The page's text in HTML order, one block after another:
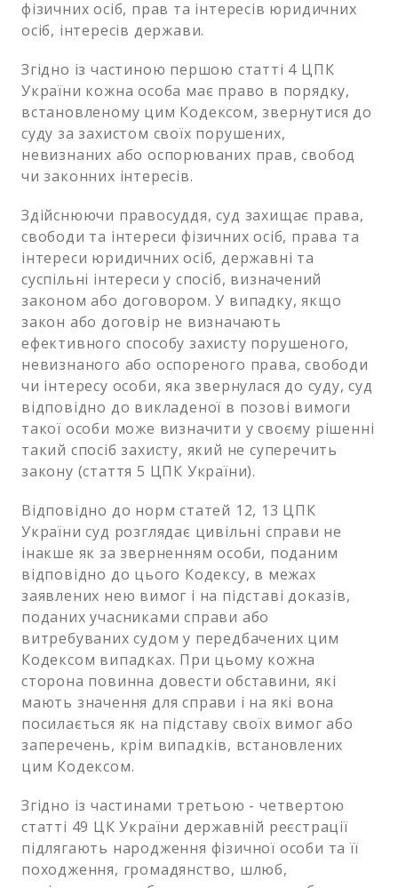
фізичних осіб, прав та інтересів юридичних
осіб, інтересів держави.
Згідно із частиною першою статті 4 ЦПК
України кожна особа має право в порядку,
встановленому цим Кодексом, звернутися до
суду за захистом своїх порушених,
невизнаних або оспорюваних прав, свобод
чи законних інтересів.
Здійснюючи правосуддя, суд захищає права,
свободи та інтереси фізичних осіб, права та
інтереси юридичних осіб, державні та
суспільні інтереси у спосіб, визначений
законом або договором. У випадку, якщо
закон або договір не визначають
ефективного способу захисту порушеного,
невизнаного або оспореного права, свободи
чи інтересу особи, яка звернулася до суду, суд
відповідно до викладеної в позові вимоги
такої особи може визначити у своєму рішенні
такий спосіб захисту, який не суперечить
закону (стаття 5 ЦПК України).
Відповідно до норм статей 12, 13 ЦПК
України суд розглядає цивільні справи не
інакше як за зверненням особи, поданим
відповідно до цього Кодексу, в межах
заявлених нею вимог і на підставі доказів,
поданих учасниками справи або
витребуваних судом у передбачених цим
Кодексом випадках. При цьому кожна
сторона повинна довести обставини, які
мають значення для справи і на які вона
посилається як на підставу своїх вимог або
заперечень, крім випадків, встановлених
цим Кодексом.
Згідно із частинами третьою - четвертою
статті 49 ЦК України державній реєстрації
підлягають народження фізичної особи та її
походження, громадянство, шлюб,